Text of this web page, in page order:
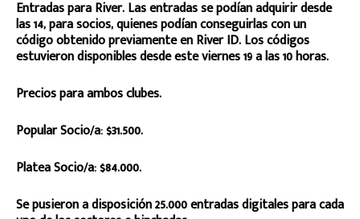
Entradas para River. Las entradas se podían adquirir desde
las 14, para socios, quienes podían conseguirlas con un
código obtenido previamente en River ID. Los códigos
estuvieron disponibles desde este viernes 19 a las 10 horas.
Precios para ambos clubes.
Popular Socio/a: $31.500.
Platea Socio/a: $84.000.
Se pusieron a disposición 25.000 entradas digitales para cada